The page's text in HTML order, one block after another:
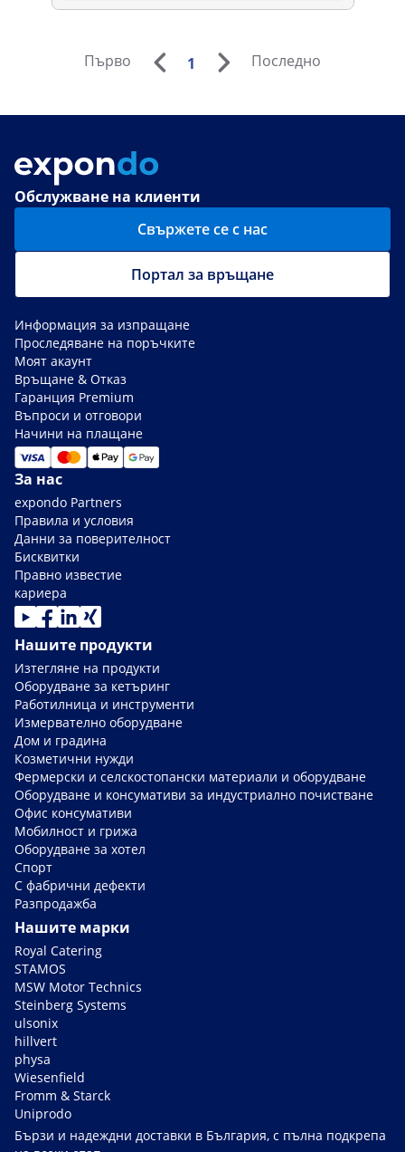
Първо 1 Последно
Обслужване на клиенти
Свържете се с нас
Портал за връщане
Информация за изпращане
Проследяване на поръчките
Моят акаунт
Връщане & Отказ
Гаранция Premium
Въпроси и отговори
Начини на плащане
За нас
expondo Partners
Правила и условия
Данни за поверителност
Бисквитки
Правно известие
кариера
Нашите продукти
Изтегляне на продукти
Оборудване за кетъринг
Работилница и инструменти
Измервателно оборудване
Дом и градина
Козметични нужди
Фермерски и селскостопански материали и оборудване
Оборудване и консумативи за индустриално почистване
Офис консумативи
Мобилност и грижа
Оборудване за хотел
Спорт
С фабрични дефекти
Разпродажба
Нашите марки
Royal Catering
STAMOS
MSW Motor Technics
Steinberg Systems
ulsonix
hillvert
physa
Wiesenfield
Fromm & Starck
Uniprodo
Бързи и надеждни доставки в България, с пълна подкрепа